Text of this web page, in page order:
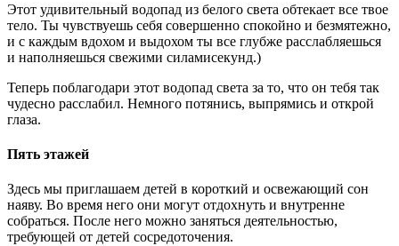
Этот удивительный водопад из белого света обтекает все твое
тело. Ты чувствуешь себя совершенно спокойно и безмятежно,
и с каждым вдохом и выдохом ты все глубже расслабляешься
и наполняешься свежими силамисекунд.)
Теперь поблагодари этот водопад света за то, что он тебя так
чудесно расслабил. Немного потянись, выпрямись и открой
глаза.
Пять этажей
Здесь мы приглашаем детей в короткий и освежающий сон
наяву. Во время него они могут отдохнуть и внутренне
собраться. После него можно заняться деятельностью,
требующей от детей сосредоточения.